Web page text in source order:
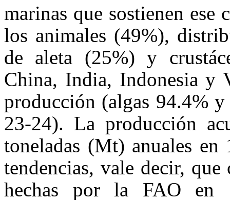
marinas que sostienen
los animales (49%),
de aleta (25%) y
China, India, Indonesia y
producción (algas 94.4%
23-24). La producción
toneladas (Mt) anuales
tendencias, vale decir,
hechas por la FAO en